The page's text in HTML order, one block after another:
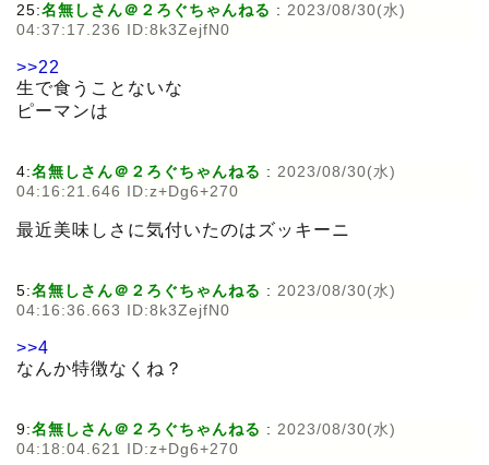
25:名無しさん＠２ろぐちゃんねる : 2023/08/30(水)
04:37:17.236 ID:8k3ZejfN0
>>22
生で食うことないな
ピーマンは
4:名無しさん＠２ろぐちゃんねる : 2023/08/30(水)
04:16:21.646 ID:z+Dg6+270
最近美味しさに気付いたのはズッキーニ
5:名無しさん＠２ろぐちゃんねる : 2023/08/30(水)
04:16:36.663 ID:8k3ZejfN0
>>4
なんか特徴なくね？
9:名無しさん＠２ろぐちゃんねる : 2023/08/30(水)
04:18:04.621 ID:z+Dg6+270